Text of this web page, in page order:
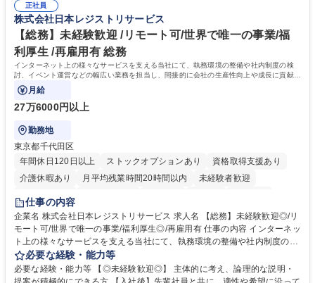
の他に担当頂く業務が発生する場合があります。 募集職種 【営業事務】
業務職/三井物産グループ/平均残業時間10H/完全週休2日
ション力がある方。 ・チャレンジを厭わず、粘り強く業務に取り組める
方。多様な関係者と謙虚に信頼関係を構築でき、期限を意識したスケジュ
ール管理が出来る方。※将来的に他部署（営業部門、コーポレート部門）
へのジョブローテーションの可能性があります。 学歴・資格 学歴：大学
院 大学 語学力： 資格：宅地建物取引士
正社員
株式会社日本レジストリサービス
【総務】未経験歓迎 /リモート可/世界で唯一の事業/福
利厚生 /再雇用有 総務
インターネット上の様々なサービスを支える当社にて、執務環境の整備や社内制度の検
討、イベント運営などの幅広い業務を担当し、間接的に会社の生産性向上や成長に貢献し
ている部署です。
月給
27万6000円以上
勤務地
東京都千代田区
年間休日120日以上
ストックオプションあり
資格取得支援あり
介護休暇あり
月平均残業時間20時間以内
未経験者歓迎
住宅手当あり
完全週休2日制
交通費支給 駅近5分以内 土日祝休み 服装自由
仕事の内容
企業名 株式会社日本レジストリサービス 求人名 【総務】未経験歓迎◎/リ
モート可/世界で唯一の事業/福利厚生◎/再雇用有 仕事の内容 インターネッ
ト上の様々なサービスを支える当社にて、執務環境の整備や社内制度の検
討、イベント運営などの幅広い業務を担当し、間接的に会社の生産性向上
や成長に貢献している部署です。 会社の全メンバーが安心して長く成果を
発揮できる環境を整えるために、毎日のメンテナンスや維持管理に加え、
必要な経験・能力等
必要な経験・能力等 【◎未経験歓迎◎】 主体的に考え、論理的な説明・